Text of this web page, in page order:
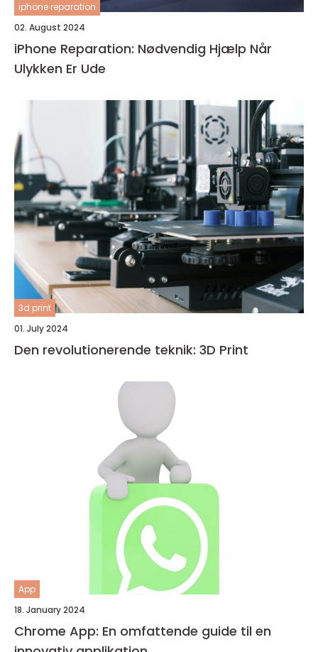
iphone reparation
02. August 2024
iPhone Reparation: Nødvendig Hjælp Når
Ulykken Er Ude
3d print
01. July 2024
Den revolutionerende teknik: 3D Print
App
18. January 2024
Chrome App: En omfattende guide til en